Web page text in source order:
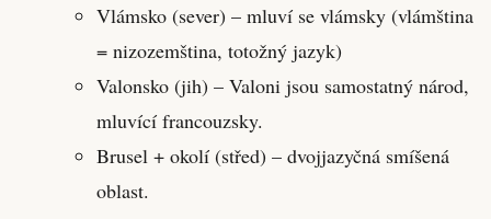
Vlámsko (sever) – mluví se vlámsky (vlámština
= nizozemština, totožný jazyk)
Valonsko (jih) – Valoni jsou samostatný národ,
mluvící francouzsky.
Brusel + okolí (střed) – dvojjazyčná smíšená
oblast.